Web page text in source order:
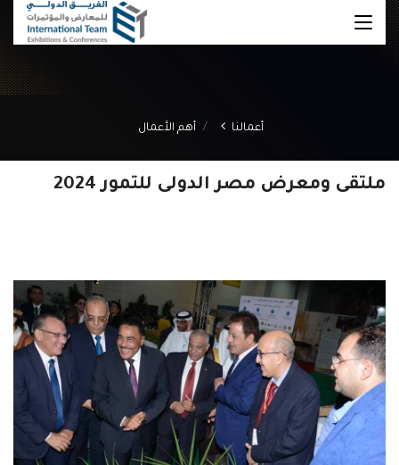
أعمالنا أهم الأعمال
ملتقى ومعرض مصر الدولى للتمور 2024